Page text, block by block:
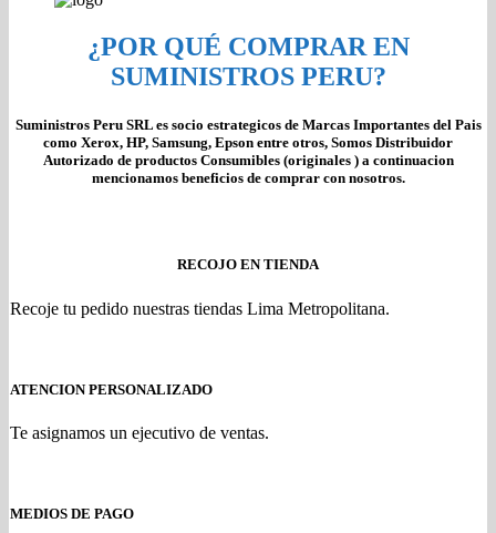
¿POR QUÉ COMPRAR EN
SUMINISTROS PERU?
Suministros Peru SRL es socio estrategicos de Marcas Importantes del Pais
como Xerox, HP, Samsung, Epson entre otros, Somos Distribuidor
Autorizado de productos Consumibles (originales ) a continuacion
mencionamos beneficios de comprar con nosotros.
RECOJO EN TIENDA
Recoje tu pedido nuestras tiendas Lima Metropolitana.
ATENCION PERSONALIZADO
Te asignamos un ejecutivo de ventas.
MEDIOS DE PAGO